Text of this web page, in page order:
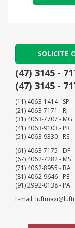
SOLICITE
(47) 3145 -
(47) 3145 -
(11) 4063-1414 - SP
(21) 4063-7171 - RJ
(31) 4063-7707 - MG
(41) 4063-9103 - PR
(51) 4063-9330 - RS
(61) 4063-7175 - DF
(67) 4062-7282 - MS
(71) 4062-8955 - BA
(81) 4062-9646 - PE
(91) 2992-0138 - PA
E-mail: